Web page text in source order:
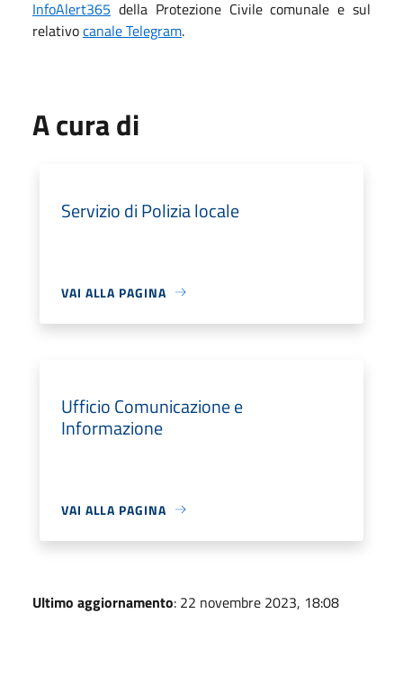
InfoAlert365 della Protezione Civile comunale e sul
relativocanale Telegram.
A cura di
Servizio di Polizia locale
VAI ALLA PAGINA
Ufficio Comunicazione e
Informazione
VAI ALLA PAGINA
Ultimo aggiornamento: 22 novembre 2023, 18:08